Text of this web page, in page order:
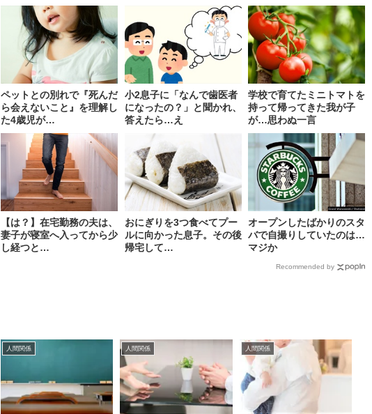
ペットとの別れで『死んだ
ら会えないこと』を理解し
た4歳児が…
小2息子に「なんで歯医者
になったの？」と聞かれ、
答えたら…え
学校で育てたミニトマトを
持って帰ってきた我が子
が…思わぬ一言
【は？】在宅勤務の夫は、
妻子が寝室へ入ってから少
し経つと…
おにぎりを3つ食べてプー
ルに向かった息子。その後
帰宅して…
オープンしたばかりのスタ
バで自撮りしていたのは…
マジか
Recommended by
人間関係 人間関係 人間関係